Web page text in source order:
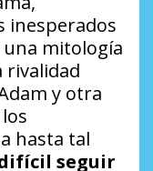
inesperados
mitología
rivalidad
y otra
hasta tal
seguir